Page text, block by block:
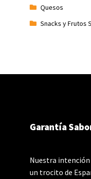
Quesos
Snacks y Frutos
Garantía
Nuestra intención
un trocito de